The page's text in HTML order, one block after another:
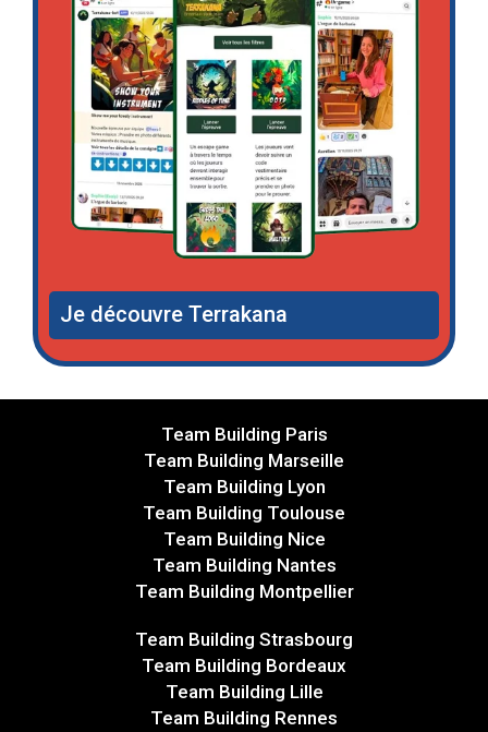
Je découvre Terrakana
Team Building Paris
Team Building Marseille
Team Building Lyon
Team Building Toulouse
Team Building Nice
Team Building Nantes
Team Building Montpellier
Team Building Strasbourg
Team Building Bordeaux
Team Building Lille
Team Building Rennes